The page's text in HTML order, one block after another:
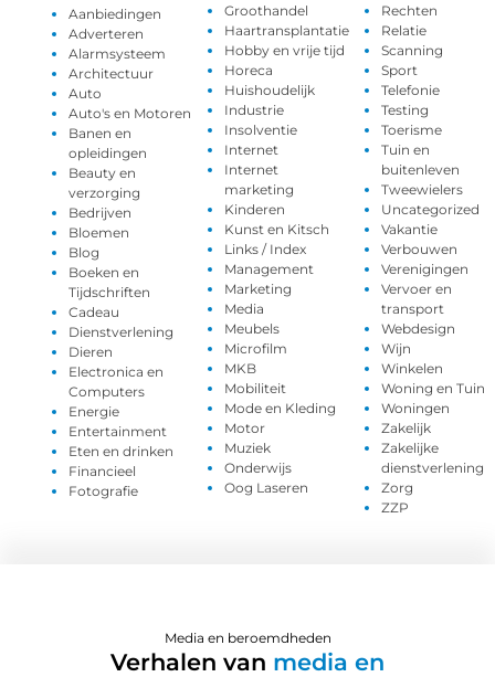
Aanbiedingen
Adverteren
Alarmsysteem
Architectuur
Auto
Auto's en Motoren
Banen en
opleidingen
Beauty en
verzorging
Bedrijven
Bloemen
Blog
Boeken en
Tijdschriften
Cadeau
Dienstverlening
Dieren
Electronica en
Computers
Energie
Entertainment
Eten en drinken
Financieel
Fotografie
Groothandel
Haartransplantatie
Hobby en vrije tijd
Horeca
Huishoudelijk
Industrie
Insolventie
Internet
Internet
marketing
Kinderen
Kunst en Kitsch
Links / Index
Management
Marketing
Media
Meubels
Microfilm
MKB
Mobiliteit
Mode en Kleding
Motor
Muziek
Onderwijs
Oog Laseren
Rechten
Relatie
Scanning
Sport
Telefonie
Testing
Toerisme
Tuin en
buitenleven
Tweewielers
Uncategorized
Vakantie
Verbouwen
Verenigingen
Vervoer en
transport
Webdesign
Wijn
Winkelen
Woning en Tuin
Woningen
Zakelijk
Zakelijke
dienstverlening
Zorg
ZZP
Media en beroemdheden
Verhalen van media en